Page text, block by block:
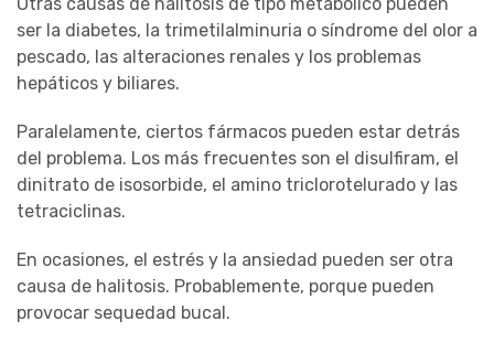
ser la diabetes, la trimetilalminuria o síndrome del olor a
pescado, las alteraciones renales y los problemas
hepáticos y biliares.
Paralelamente, ciertos fármacos pueden estar detrás
del problema. Los más frecuentes son el disulfiram, el
dinitrato de isosorbide, el amino triclorotelurado y las
tetraciclinas.
En ocasiones, el estrés y la ansiedad pueden ser otra
causa de halitosis. Probablemente, porque pueden
provocar sequedad bucal.